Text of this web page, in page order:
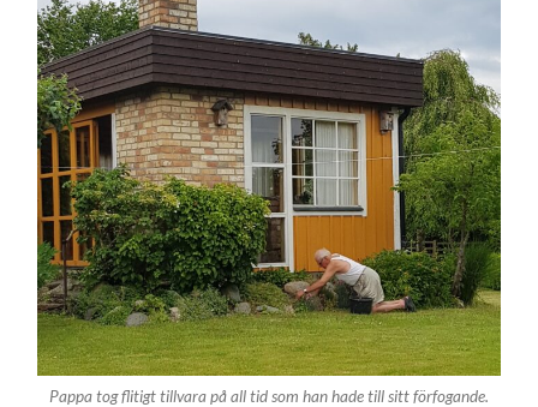
Pappa tog flitigt tillvara på all tid som han hade till sitt förfogande.